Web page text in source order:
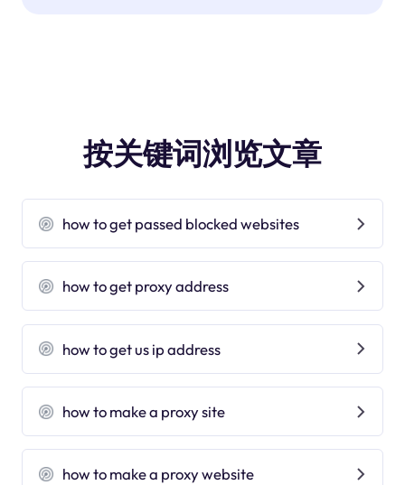
按关键词浏览文章
how to get passed blocked websites
how to get proxy address
how to get us ip address
how to make a proxy site
how to make a proxy website